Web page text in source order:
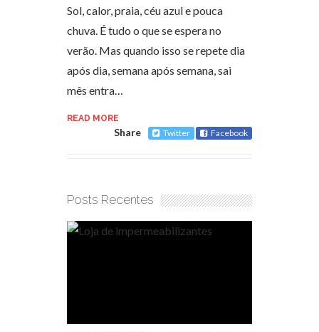
Sol, calor, praia, céu azul e pouca
chuva. É tudo o que se espera no
verão. Mas quando isso se repete dia
após dia, semana após semana, sai
mês entra…
READ MORE
Share Twitter Facebook
Posts Recentes